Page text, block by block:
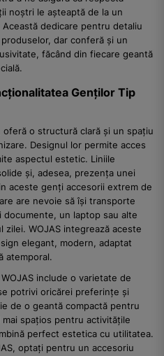
noștri le așteaptă de la un
dedicare pentru detaliu
dar conferă și un
făcând din fiecare geantă
Genților Tip
o structură clară și un spațiu
Designul lor permite acces
aspectul estetic. Liniile
și, adesea, prezența unei
aceste genți accesorii extrem de
are nevoie să își transporte
un laptop sau alte
WOJAS integrează aceste
elegant, modern, adaptat
atemporal.
include o varietate de
potrivi oricărei preferințe și
de o geantă compactă pentru
spațios pentru activitățile
perfect estetica cu utilitatea.
optați pentru un accesoriu